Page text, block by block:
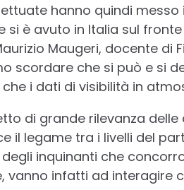
hanno quindi
si è avuto in Italia sul
Maugeri, docente di
scordare che si può e si
i dati di visibilità in
di grande rilevanza
il legame tra i livelli del
degli inquinanti che
vanno infatti ad interagire